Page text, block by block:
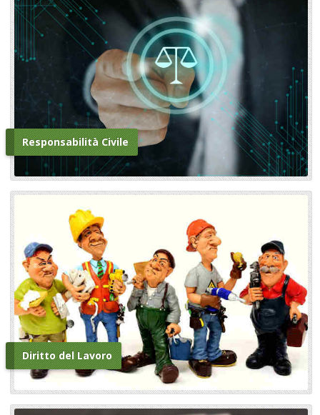
Responsabilità Civile
Diritto del Lavoro